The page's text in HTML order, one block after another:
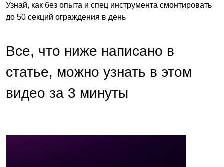
Узнай, как без опыта и спец инструмента смонтировать
до 50 секций ограждения в день
Все, что ниже написано в
статье, можно узнать в этом
видео за 3 минуты